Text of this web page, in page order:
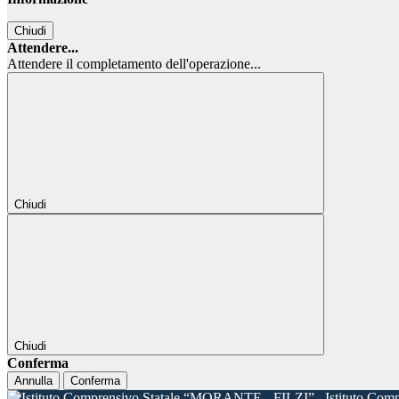
Chiudi
Attendere...
Attendere il completamento dell'operazione...
Chiudi
Chiudi
Conferma
Annulla Conferma